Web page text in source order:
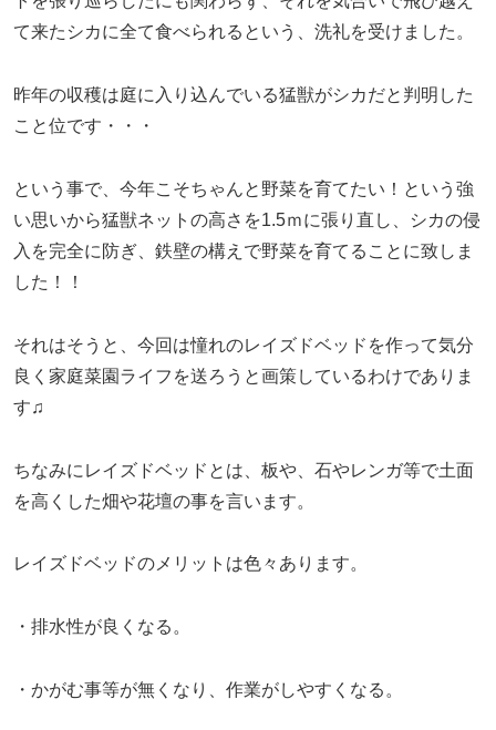
て来たシカに全て食べられるという、洗礼を受けました。
昨年の収穫は庭に入り込んでいる猛獣がシカだと判明した
こと位です・・・
という事で、今年こそちゃんと野菜を育てたい！という強
い思いから猛獣ネットの高さを1.5ｍに張り直し、シカの侵
入を完全に防ぎ、鉄壁の構えで野菜を育てることに致しま
した！！
それはそうと、今回は憧れのレイズドベッドを作って気分
良く家庭菜園ライフを送ろうと画策しているわけでありま
す♫
ちなみにレイズドベッドとは、板や、石やレンガ等で土面
を高くした畑や花壇の事を言います。
レイズドベッドのメリットは色々あります。
・排水性が良くなる。
・かがむ事等が無くなり、作業がしやすくなる。